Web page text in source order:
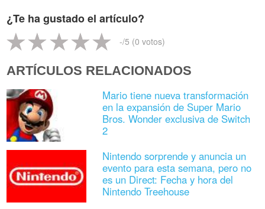
¿Te ha gustado el artículo?
-/5 (0 votos)
ARTÍCULOS RELACIONADOS
Mario tiene nueva transformación
en la expansión de Super Mario
Bros. Wonder exclusiva de Switch
2
Nintendo sorprende y anuncia un
evento para esta semana, pero no
es un Direct: Fecha y hora del
Nintendo Treehouse